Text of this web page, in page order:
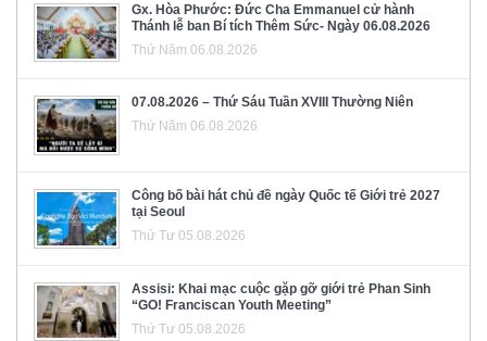
Gx. Hòa Phước: Đức Cha Emmanuel cử hành
Thánh lễ ban Bí tích Thêm Sức- Ngày 06.08.2026
Thứ Năm 06.08.2026
07.08.2026 – Thứ Sáu Tuần XVIII Thường Niên
Thứ Năm 06.08.2026
Công bố bài hát chủ đề ngày Quốc tế Giới trẻ 2027
tại Seoul
Thứ Tư 05.08.2026
Assisi: Khai mạc cuộc gặp gỡ giới trẻ Phan Sinh
“GO! Franciscan Youth Meeting”
Thứ Tư 05.08.2026